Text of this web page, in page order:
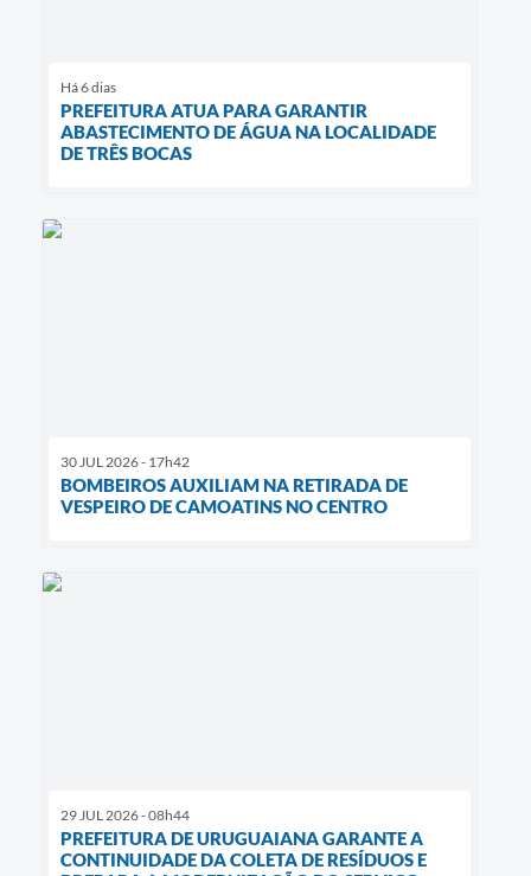
Há 6 dias
PREFEITURA ATUA PARA GARANTIR
ABASTECIMENTO DE ÁGUA NA LOCALIDADE
DE TRÊS BOCAS
30 JUL 2026 - 17h42
BOMBEIROS AUXILIAM NA RETIRADA DE
VESPEIRO DE CAMOATINS NO CENTRO
29 JUL 2026 - 08h44
PREFEITURA DE URUGUAIANA GARANTE A
CONTINUIDADE DA COLETA DE RESÍDUOS E